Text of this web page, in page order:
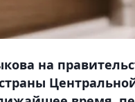
на